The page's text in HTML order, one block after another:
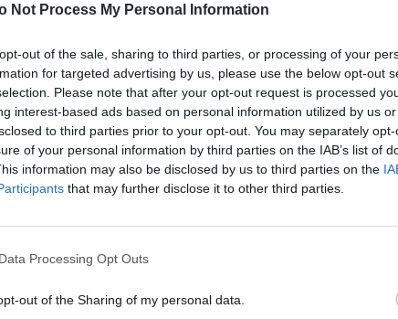
Not Process My Personal Information
out of the sale, sharing to third parties, or processing of your
for targeted advertising by us, please use the below opt-out
Please note that after your opt-out request is processed
interest-based ads based on personal information utilized by us
to third parties prior to your opt-out. You may separately
of your personal information by third parties on the IAB’s list of
information may also be disclosed by us to third parties on the
that may further disclose it to other third parties.
Processing Opt Outs
out of the Sharing of my personal data.